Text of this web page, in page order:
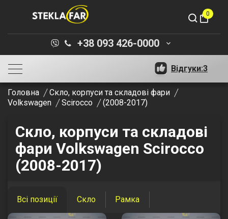
shopping_bag
0
+38 093 426-0000 keyboard_arrow_down
Відгуки:3
Головна
Скло, корпуси та складові фари
Volkswagen
Scirocco (2008-2017)
Скло, корпуси та складові
фари Volkswagen Scirocco
(2008-2017)
Всі позиції Скло Рамка